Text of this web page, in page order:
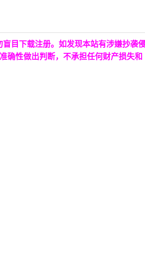
目下载注册。如发现本站有涉嫌抄袭
确性做出判断，不承担任何财产损失和